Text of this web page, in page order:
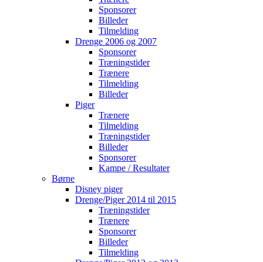
Sponsorer
Billeder
Tilmelding
Drenge 2006 og 2007
Sponsorer
Træningstider
Trænere
Tilmelding
Billeder
Piger
Trænere
Tilmelding
Træningstider
Billeder
Sponsorer
Kampe / Resultater
Børne
Disney piger
Drenge/Piger 2014 til 2015
Træningstider
Trænere
Sponsorer
Billeder
Tilmelding